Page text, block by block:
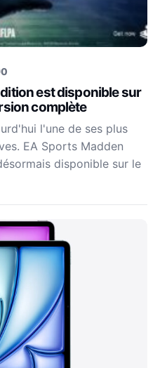
0
est disponible sur
complète
l'une de ses plus
EA Sports Madden
disponible sur le